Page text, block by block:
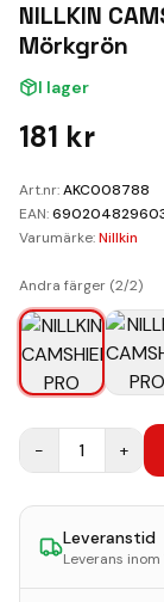
Kundvagn
NILLKIN
Mörkgrön
I lager
181 kr
Art.nr:AKC008788
EAN:
Varumärke:Nillkin
Andra färger (2/2)
− 1 +
Leveranstid
Leverans